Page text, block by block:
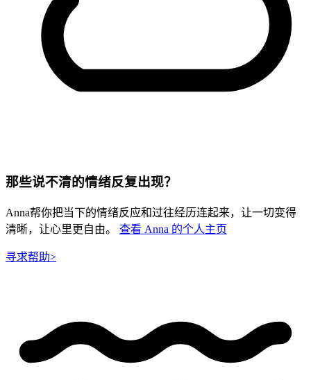
那些说不清的情绪反复出现？
Anna帮你把当下的情绪反应和过往经历连起来，让一切变得
清晰，让心里更自由。
查看 Anna 的个人主页
寻求帮助>